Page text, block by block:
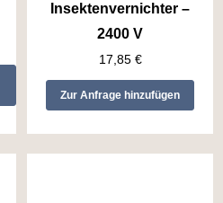
Insektenvernichter –
2400 V
17,85 €
Zur Anfrage hinzufügen